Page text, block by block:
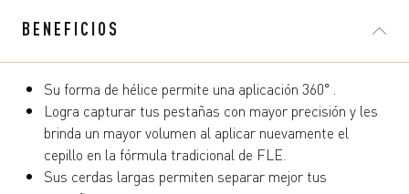
BENEFICIOS
Su forma de hélice permite una aplicación 360° .
Logra capturar tus pestañas con mayor precisión y les
brinda un mayor volumen al aplicar nuevamente el
cepillo en la fórmula tradicional de FLE.
Sus cerdas largas permiten separar mejor tus